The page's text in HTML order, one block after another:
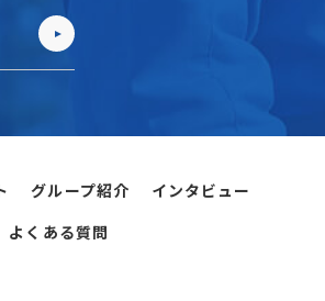
グループ紹介
インタビュー
よくある質問